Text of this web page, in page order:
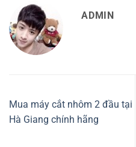
ADMIN
Mua máy cắt nhôm 2 đầu tại
Hà Giang chính hãng